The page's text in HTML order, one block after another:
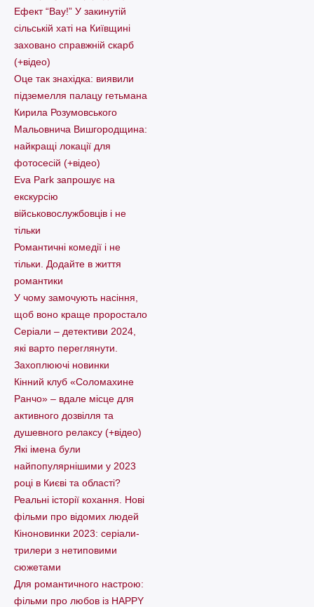
Ефект “Вау!” У закинутій
сільській хаті на Київщині
заховано справжній скарб
(+відео)
Оце так знахідка: виявили
підземелля палацу гетьмана
Кирила Розумовського
Мальовнича Вишгородщина:
найкращі локації для
фотосесій (+відео)
Eva Park запрошує на
екскурсію
військовослужбовців і не
тільки
Романтичні комедії і не
тільки. Додайте в життя
романтики
У чому замочують насіння,
щоб воно краще проростало
Серіали – детективи 2024,
які варто пеpеглянути.
Захоплюючі новинки
Кінний клуб «Соломахине
Ранчо» – вдале місце для
активного дозвілля та
душевного релаксу (+відео)
Які імена були
найпопулярнішими у 2023
році в Києві та області?
Реальні історії кохання. Нові
фільми про відомих людей
Кіноновинки 2023: серіали-
трилери з нетиповими
сюжетами
Для романтичного настрою:
фільми про любов із HAPPY